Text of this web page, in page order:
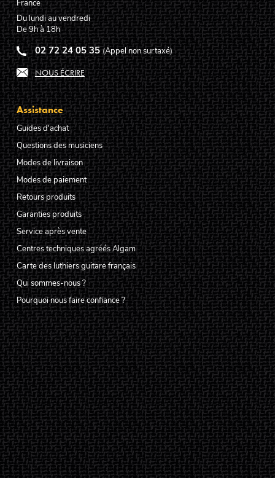
France
Du lundi au vendredi
De 9h à 18h
02 72 24 05 35 (Appel non surtaxé)
NOUS ÉCRIRE
Assistance
Guides d'achat
Questions des musiciens
Modes de livraison
Modes de paiement
Retours produits
Garanties produits
Service après vente
Centres techniques agréés Algam
Carte des luthiers guitare français
Qui sommes-nous ?
Pourquoi nous faire confiance ?